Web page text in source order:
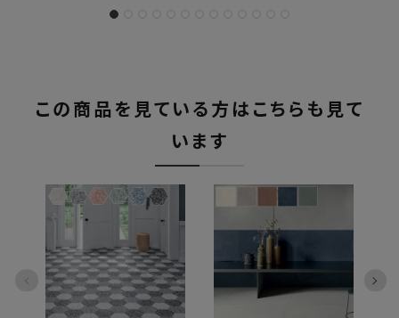
この商品を見ている方はこちらも見て
います